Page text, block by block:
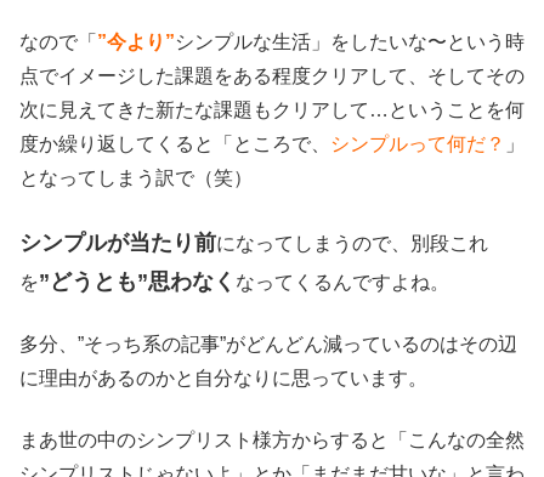
なので「 ”今より”シンプルな生活」をしたいな〜という時
点でイメージした課題をある程度クリアして、そしてその
次に見えてきた新たな課題もクリアして…ということを何
度か繰り返してくると「ところで、
シンプルって何だ？ 」
となってしまう訳で（笑）
シンプルが当たり前になってしまうので、別段これ
を”どうとも”思わなく なってくるんですよね。
多分、”そっち系の記事”がどんどん減っているのはその辺
に理由があるのかと自分なりに思っています。
まあ世の中のシンプリスト様方からすると「こんなの全然